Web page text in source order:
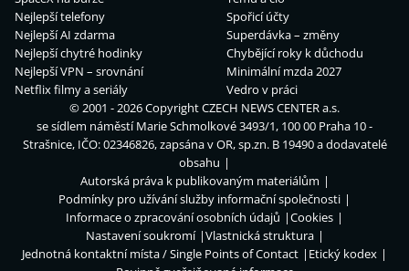
Nejlepší telefony
Nejlepší AI zdarma
Nejlepší chytré hodinky
Nejlepší VPN – srovnání
Netflix filmy a seriály
Spořicí účty
Superdávka – změny
Chybějící roky k důchodu
Minimální mzda 2027
Vedro v práci
© 2001 - 2026 CopyrightCZECH NEWS CENTER a.s.
se sídlem náměstí Marie Schmolkové 3493/1, 100 00 Praha 10 -
Strašnice, IČO: 02346826, zapsána v OR, sp.zn. B 19490 a dodavatelé
obsahu
Autorská práva k publikovaným materiálům
Podmínky pro užívání služby informační společnosti
Informace o zpracování osobních údajů
Cookies
Nastavení soukromí
Vlastnická struktura
Jednotná kontaktní místa / Single Points of Contact
Etický kodex